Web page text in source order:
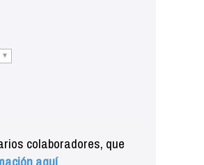
colaboradores, que